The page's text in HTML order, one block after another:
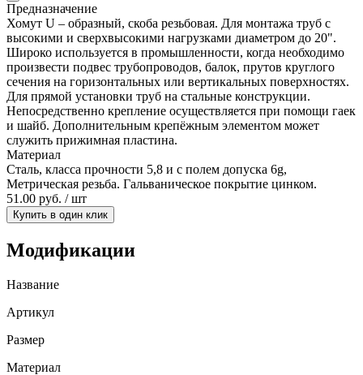
Предназначение
Хомут U – образный, скоба резьбовая. Для монтажа труб с
высокими и сверхвысокими нагрузками диаметром до 20".
Широко используется в промышленности, когда необходимо
произвести подвес трубопроводов, балок, прутов круглого
сечения на горизонтальных или вертикальных поверхностях.
Для прямой установки труб на стальные конструкции.
Непосредственно крепление осуществляется при помощи гаек
и шайб. Дополнительным крепёжным элементом может
служить прижимная пластина.
Материал
Сталь, класса прочности 5,8 и с полем допуска 6g,
Метрическая резьба. Гальваническое покрытие цинком.
51.00 руб. / шт
Купить в один клик
Модификации
Название
Артикул
Размер
Материал